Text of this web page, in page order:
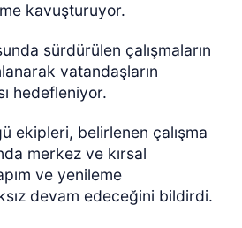
kavuşturuyor.
sürdürülen çalışmaların
vatandaşların
hedefleniyor.
ekipleri, belirlenen çalışma
merkez ve kırsal
ve yenileme
devam edeceğini bildirdi.